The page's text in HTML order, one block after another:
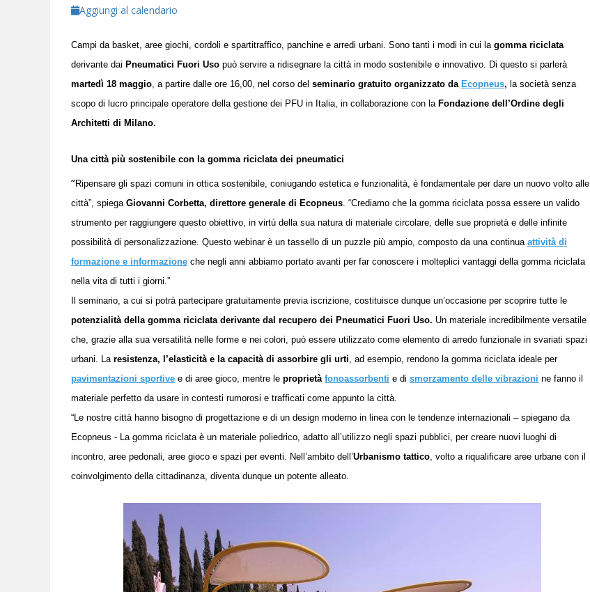
Aggiungi al calendario
Campi da basket, aree giochi, cordoli e spartitraffico, panchine e arredi urbani. Sono tanti i modi in cui la gomma riciclata
derivante dai Pneumatici Fuori Uso può servire a ridisegnare la città in modo sostenibile e innovativo. Di questo si parlerà
martedì 18 maggio, a partire dalle ore 16,00, nel corso del seminario gratuito organizzato da Ecopneus, la società senza
scopo di lucro principale operatore della gestione dei PFU in Italia, in collaborazione con la Fondazione dell’Ordine degli
Architetti di Milano.
Una città più sostenibile con la gomma riciclata dei pneumatici
“Ripensare gli spazi comuni in ottica sostenibile, coniugando estetica e funzionalità, è fondamentale per dare un nuovo volto alle
città”, spiega Giovanni Corbetta, direttore generale di Ecopneus. “Crediamo che la gomma riciclata possa essere un valido
strumento per raggiungere questo obiettivo, in virtù della sua natura di materiale circolare, delle sue proprietà e delle infinite
possibilità di personalizzazione. Questo webinar è un tassello di un puzzle più ampio, composto da una continua attività di
formazione e informazione che negli anni abbiamo portato avanti per far conoscere i molteplici vantaggi della gomma riciclata
nella vita di tutti i giorni.”
Il seminario, a cui si potrà partecipare gratuitamente previa iscrizione, costituisce dunque un’occasione per scoprire tutte le
potenzialità della gomma riciclata derivante dal recupero dei Pneumatici Fuori Uso. Un materiale incredibilmente versatile
che, grazie alla sua versatilità nelle forme e nei colori, può essere utilizzato come elemento di arredo funzionale in svariati spazi
urbani. La resistenza, l’elasticità e la capacità di assorbire gli urti, ad esempio, rendono la gomma riciclata ideale per
pavimentazioni sportive e di aree gioco, mentre le proprietà fonoassorbenti e di smorzamento delle vibrazioni ne fanno il
materiale perfetto da usare in contesti rumorosi e trafficati come appunto la città.
“Le nostre città hanno bisogno di progettazione e di un design moderno in linea con le tendenze internazionali – spiegano da
Ecopneus - La gomma riciclata è un materiale poliedrico, adatto all’utilizzo negli spazi pubblici, per creare nuovi luoghi di
incontro, aree pedonali, aree gioco e spazi per eventi. Nell’ambito dell’Urbanismo tattico, volto a riqualificare aree urbane con il
coinvolgimento della cittadinanza, diventa dunque un potente alleato.